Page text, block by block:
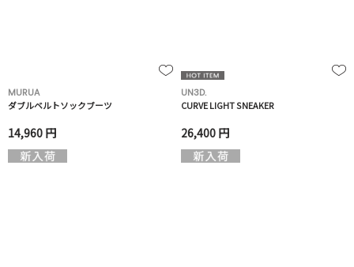
MURUA
ダブルベルトソックブーツ
14,960 円
UN3D.
CURVE LIGHT SNEAKER
26,400 円